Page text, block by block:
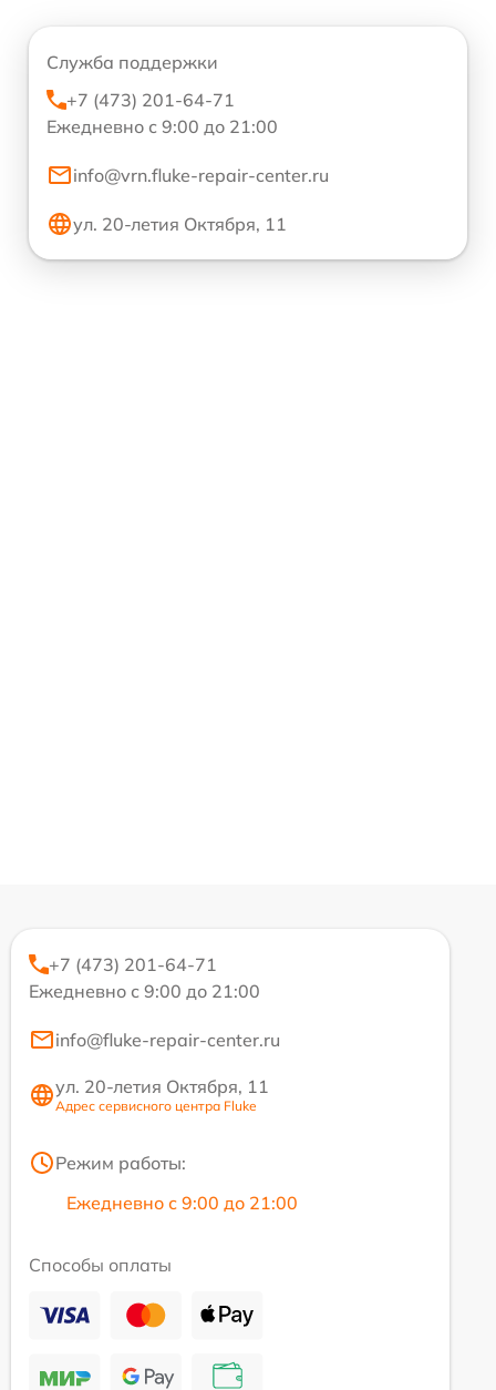
Служба поддержки
+7 (473) 201-64-71
Ежедневно с 9:00 до 21:00
info@vrn.fluke-repair-center.ru
ул. 20-летия Октября, 11
+7 (473) 201-64-71
Ежедневно с 9:00 до 21:00
info@fluke-repair-center.ru
ул. 20-летия Октября, 11
Адрес сервисного центра Fluke
Режим работы:
Ежедневно с 9:00 до 21:00
Способы оплаты